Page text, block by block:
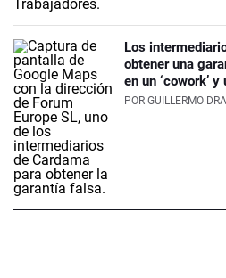
Los
obtener una
en un ‘cowork’
POR GUILLERMO